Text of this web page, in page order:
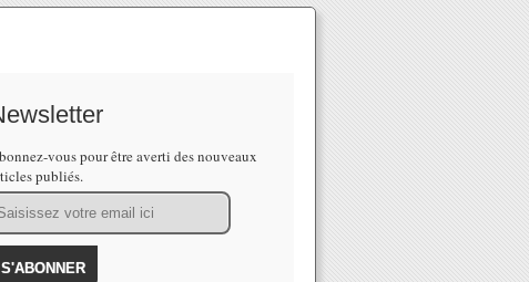
vous pour être averti des nouveaux
publiés.